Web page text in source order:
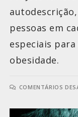
pessoas em
especiais
obesidade.
COMENTÁRIOS